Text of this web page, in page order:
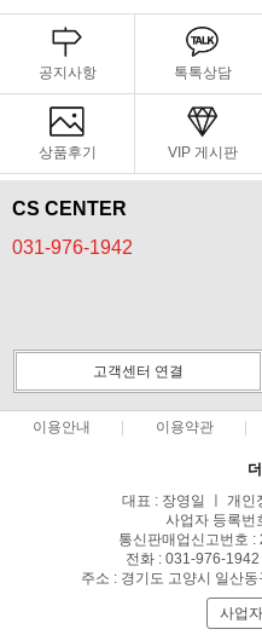
공지사항 톡톡상담
상품후기 VIP 게시판
CS CENTER
031-976-1942
고객센터 연결
이용안내 이용약관
대표 : 장영일 ㅣ 개인
사업자 등록번
통신판매업신고번호
전화 : 031-976-
주소 : 경기도 고양시 일산
사업